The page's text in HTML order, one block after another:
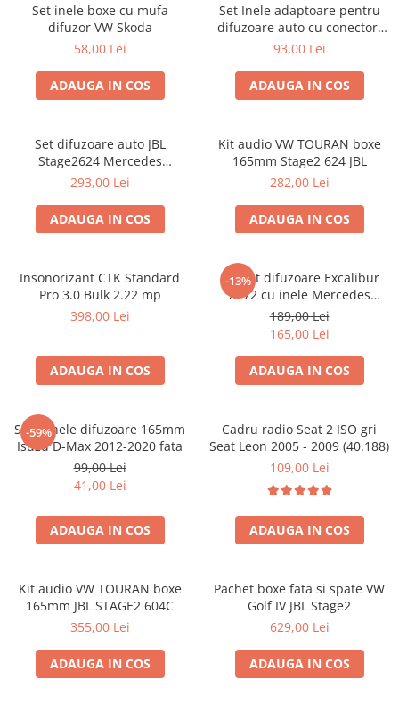
Set inele boxe cu mufa
difuzor VW Skoda
58,00 Lei
ADAUGA IN COS
Set Inele adaptoare pentru
difuzoare auto cu conectori
VW Passat B6 fata
93,00 Lei
ADAUGA IN COS
Set difuzoare auto JBL
Stage2624 Mercedes
Vito/Viano, VW Crafter
293,00 Lei
ADAUGA IN COS
Kit audio VW TOURAN boxe
165mm Stage2 624 JBL
282,00 Lei
ADAUGA IN COS
Insonorizant CTK Standard
Pro 3.0 Bulk 2.22 mp
398,00 Lei
ADAUGA IN COS
-13%
Pachet difuzoare Excalibur
X172 cu inele Mercedes
Vito/Viano W639, VW Crafter
189,00 Lei
165,00 Lei
ADAUGA IN COS
-59%
Set 2 inele difuzoare 165mm
Isuzu D-Max 2012-2020 fata
99,00 Lei
41,00 Lei
ADAUGA IN COS
Cadru radio Seat 2 ISO gri
Seat Leon 2005 - 2009 (40.188)
109,00 Lei
ADAUGA IN COS
Kit audio VW TOURAN boxe
165mm JBL STAGE2 604C
355,00 Lei
ADAUGA IN COS
Pachet boxe fata si spate VW
Golf IV JBL Stage2
629,00 Lei
ADAUGA IN COS